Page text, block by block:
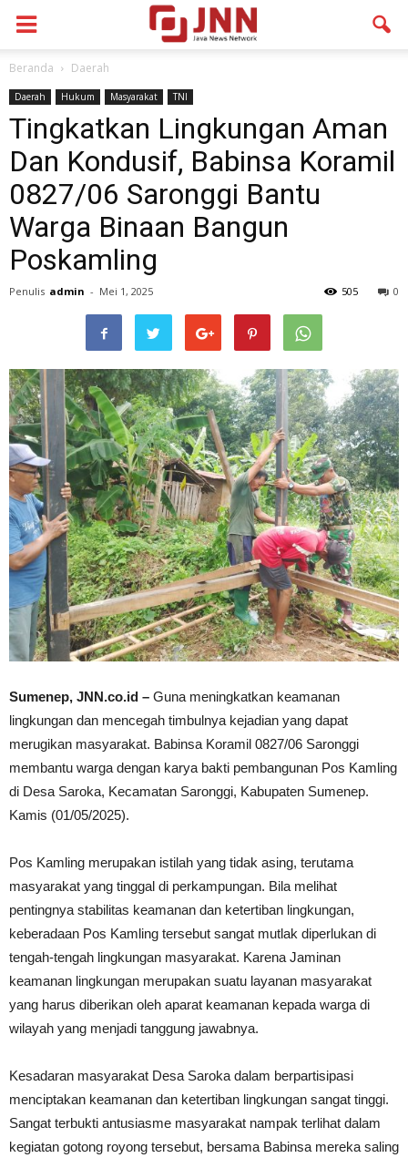
Beranda Daerah
Daerah Hukum Masyarakat TNI
Tingkatkan Lingkungan Aman
Dan Kondusif, Babinsa Koramil
0827/06 Saronggi Bantu
Warga Binaan Bangun
Poskamling
Penulis admin - Mei 1, 2025 0
505
Sumenep, JNN.co.id – Guna meningkatkan keamanan
lingkungan dan mencegah timbulnya kejadian yang dapat
merugikan masyarakat. Babinsa Koramil 0827/06 Saronggi
membantu warga dengan karya bakti pembangunan Pos Kamling
di Desa Saroka, Kecamatan Saronggi, Kabupaten Sumenep.
Kamis (01/05/2025).
Pos Kamling merupakan istilah yang tidak asing, terutama
masyarakat yang tinggal di perkampungan. Bila melihat
pentingnya stabilitas keamanan dan ketertiban lingkungan,
keberadaan Pos Kamling tersebut sangat mutlak diperlukan di
tengah-tengah lingkungan masyarakat. Karena Jaminan
keamanan lingkungan merupakan suatu layanan masyarakat
yang harus diberikan oleh aparat keamanan kepada warga di
wilayah yang menjadi tanggung jawabnya.
Kesadaran masyarakat Desa Saroka dalam berpartisipasi
menciptakan keamanan dan ketertiban lingkungan sangat tinggi.
Sangat terbukti antusiasme masyarakat nampak terlihat dalam
kegiatan gotong royong tersebut, bersama Babinsa mereka saling